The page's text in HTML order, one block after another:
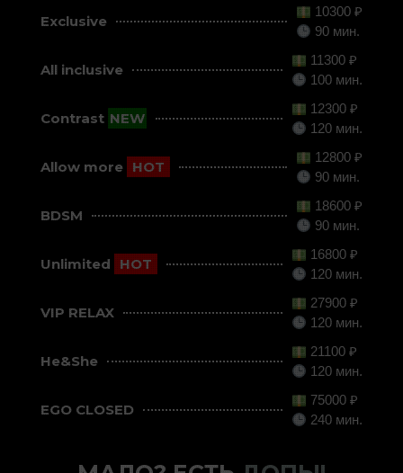
Exclusive
10300 ₽
90 мин.
All inclusive
11300 ₽
100 мин.
Contrast NEW
12300 ₽
120 мин.
Allow more HOT
12800 ₽
90 мин.
BDSM
18600 ₽
90 мин.
Unlimited HOT
16800 ₽
120 мин.
VIP RELAX
27900 ₽
120 мин.
He&She
21100 ₽
120 мин.
EGO CLOSED
75000 ₽
240 мин.